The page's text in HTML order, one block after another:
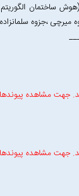
(هوش ساختمان
،جزوه
جهت مشاهده پیوندها
جهت مشاهده پیوندها